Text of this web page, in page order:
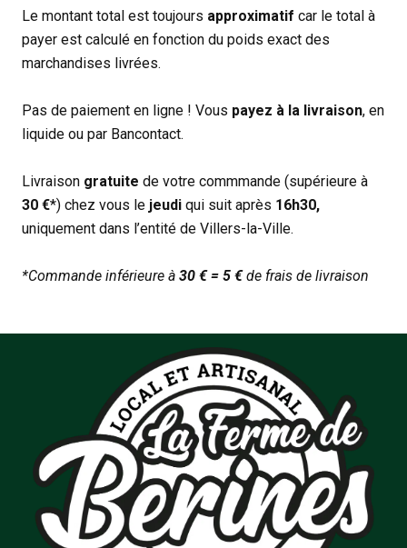
Le montant total est toujours approximatif car le total à
payer est calculé en fonction du poids exact des
marchandises livrées.
Pas de paiement en ligne ! Vous payez à la livraison, en
liquide ou par Bancontact.
Livraison gratuite de votre commmande (supérieure à
30 €*) chez vous le jeudi qui suit après 16h30,
uniquement dans l’entité de Villers-la-Ville.
*Commande inférieure à 30 € = 5 €de frais de livraison